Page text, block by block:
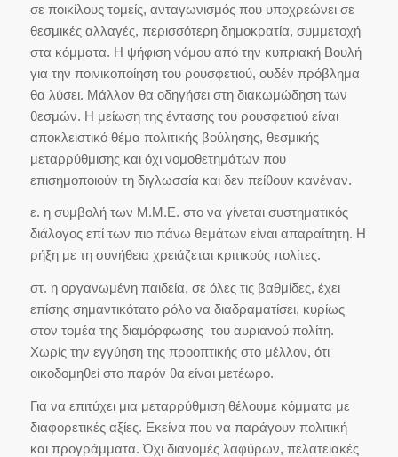
σε ποικίλους τομείς, ανταγωνισμός που υποχρεώνει σε
θεσμικές αλλαγές, περισσότερη δημοκρατία, συμμετοχή
στα κόμματα. Η ψήφιση νόμου από την κυπριακή Βουλή
για την ποινικοποίηση του ρουσφετιού, ουδέν πρόβλημα
θα λύσει. Μάλλον θα οδηγήσει στη διακωμώδηση των
θεσμών. Η μείωση της έντασης του ρουσφετιού είναι
αποκλειστικό θέμα πολιτικής βούλησης, θεσμικής
μεταρρύθμισης και όχι νομοθετημάτων που
επισημοποιούν τη διγλωσσία και δεν πείθουν κανέναν.
ε. η συμβολή των Μ.Μ.Ε. στο να γίνεται συστηματικός
διάλογος επί των πιο πάνω θεμάτων είναι απαραίτητη. Η
ρήξη με τη συνήθεια χρειάζεται κριτικούς πολίτες.
στ. η οργανωμένη παιδεία, σε όλες τις βαθμίδες, έχει
επίσης σημαντικότατο ρόλο να διαδραματίσει, κυρίως
στον τομέα της διαμόρφωσης του αυριανού πολίτη.
Χωρίς την εγγύηση της προοπτικής στο μέλλον, ότι
οικοδομηθεί στο παρόν θα είναι μετέωρο.
Για να επιτύχει μια μεταρρύθμιση θέλουμε κόμματα με
διαφορετικές αξίες. Εκείνα που να παράγουν πολιτική
και προγράμματα. Όχι διανομές λαφύρων, πελατειακές